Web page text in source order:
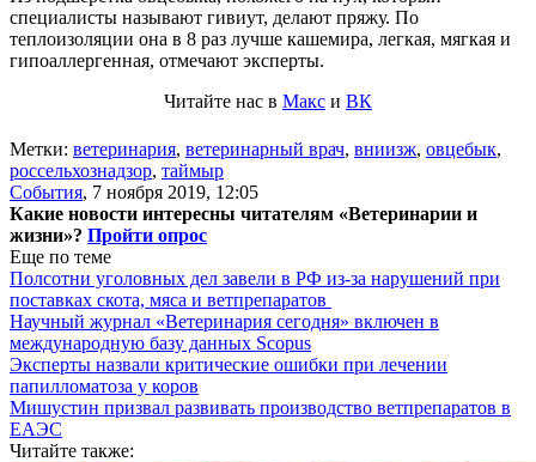
специалисты называют гивиут, делают пряжу. По
теплоизоляции она в 8 раз лучше кашемира, легкая, мягкая и
гипоаллергенная, отмечают эксперты.
Читайте нас в Макс и ВК
Метки: ветеринария, ветеринарный врач, вниизж, овцебык,
россельхознадзор, таймыр
События, 7 ноября 2019, 12:05
Какие новости интересны читателям «Ветеринарии и
жизни»? Пройти опрос
Еще по теме
Полсотни уголовных дел завели в РФ из-за нарушений при
поставках скота, мяса и ветпрепаратов
Научный журнал «Ветеринария сегодня» включен в
международную базу данных Scopus
Эксперты назвали критические ошибки при лечении
папилломатоза у коров
Мишустин призвал развивать производство ветпрепаратов в
ЕАЭС
Читайте также: